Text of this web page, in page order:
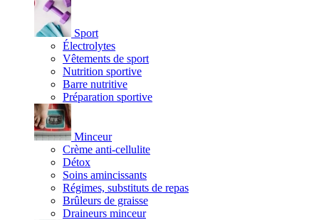
Sport
Électrolytes
Vêtements de sport
Nutrition sportive
Barre nutritive
Préparation sportive
Minceur
Crème anti-cellulite
Détox
Soins amincissants
Régimes, substituts de repas
Brûleurs de graisse
Draineurs minceur